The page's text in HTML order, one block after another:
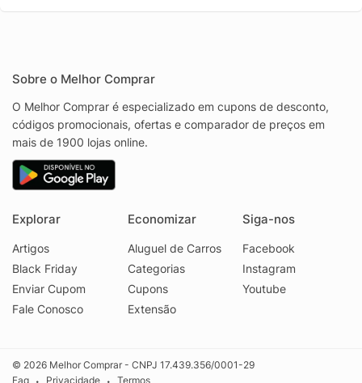
Sobre o Melhor Comprar
O Melhor Comprar é especializado em cupons de desconto,
códigos promocionais, ofertas e comparador de preços em
mais de 1900 lojas online.
Explorar
Artigos
Black Friday
Enviar Cupom
Fale Conosco
Economizar
Aluguel de Carros
Categorias
Cupons
Extensão
Siga-nos
Facebook
Instagram
Youtube
© 2026 Melhor Comprar - CNPJ 17.439.356/0001-29